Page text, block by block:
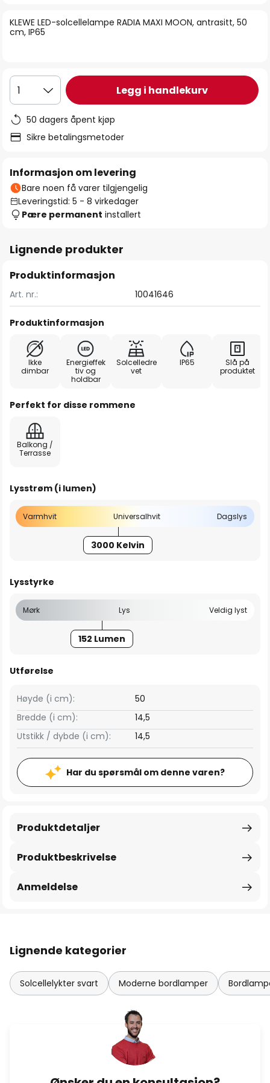
KLEWE LED-solcellelampe RADIA MAXI MOON, antrasitt, 50
cm, IP65
1 Legg i handlekurv
50 dagers åpent kjøp
Sikre betalingsmetoder
Informasjon om levering
Bare noen få varer tilgjengelig
Leveringstid: 5 - 8 virkedager
Pære permanent installert
Lignende produkter
Produktinformasjon
Art. nr.: 10041646
Produktinformasjon
Ikke
dimbar
Energieffek
tiv og
holdbar
Solcelledre
vet
IP65
Slå på
produktet
Perfekt for disse rommene
Balkong /
Terrasse
Lysstrøm (i lumen)
Varmhvit Universalhvit Dagslys
3000 Kelvin
Lysstyrke
Mørk Lys Veldig lyst
152 Lumen
Utførelse
Bredde (i cm): 14,5
Høyde (i cm): 50
Utstikk / dybde (i cm): 14,5
Har du spørsmål om denne varen?
Produktbeskrivelse
Produktdetaljer
Anmeldelse
Lignende kategorier
Solcellelykter svart Moderne bordlamper